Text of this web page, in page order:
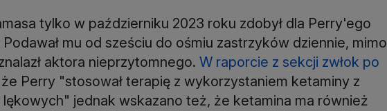
tylko w październiku 2023 roku zdobył dla Perry'ego
mu od sześciu do ośmiu zastrzyków dziennie, mimo
aktora nieprzytomnego. W raporcie z sekcji zwłok po
że Perry "stosował terapię z wykorzystaniem ketaminy z
jednak wskazano też, że ketamina ma również